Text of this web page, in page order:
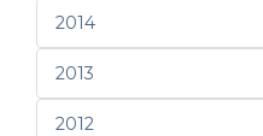
2014
2013
2012